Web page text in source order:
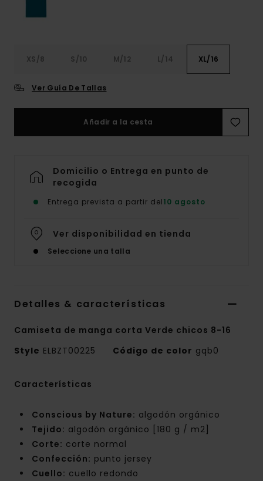
XS/8 S/10 M/12 L/14 XL/16
Ver Guía De Tallas
Añadir a la cesta
Domicilio o Entrega en punto de
recogida
Entrega prevista a partir del10 agosto
Ver disponibilidad en tienda
Seleccione una talla
Detalles & características
Camiseta de manga corta Verde chicos 8-16
Style ELBZT00225 Código de color gqb0
Características
Conscious by Nature: algodón orgánico
Tejido: algodón orgánico [180 g / m2]
Corte: corte normal
Confección: punto jersey
Cuello: cuello redondo